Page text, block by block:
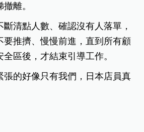
離。
清點人數、確認沒有人落單，
要推擠、慢慢前進，直到所有顧
區後，才結束引導工作。
張的好像只有我們，日本店員真